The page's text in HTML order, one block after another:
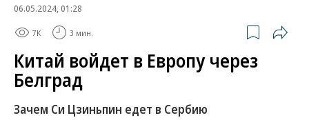
06.05.2024, 01:28
7K 3 мин.
Китай войдет в Европу через
Белград
Зачем Си Цзиньпин едет в Сербию